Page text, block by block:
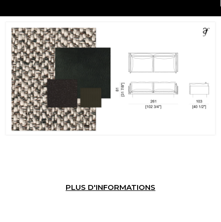
PLUS D'INFORMATIONS